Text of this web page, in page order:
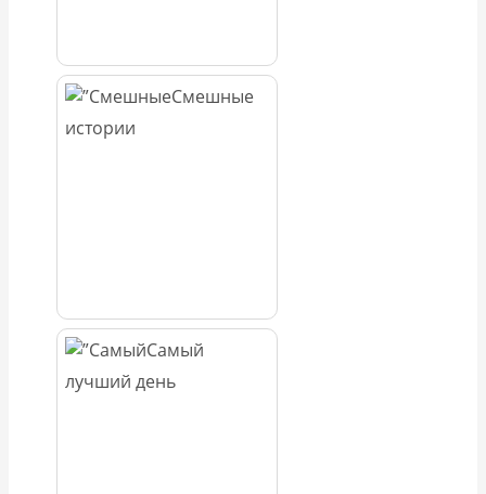
Смешные
истории
Самый
лучший день